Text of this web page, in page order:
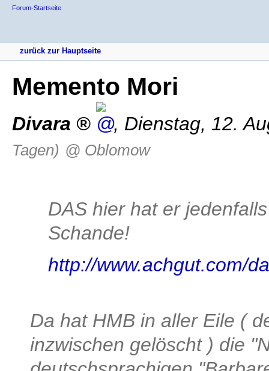
Forum-Startseite
zurück zur Hauptseite
Memento Mori
Divara , Dienstag, 12.
Tagen) @ Oblomow
DAS hier hat er
Schande!
http://www.achgut.com/
Da hat HMB in aller Eile (
inzwischen gelöscht ) die